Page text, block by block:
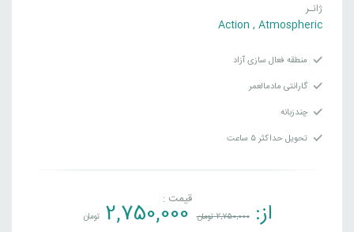
ژانـر
Action , Atmospheric
منطقه فعال سازی آزاد
گارانتی مادمالعمر
چندزبانه
تحویل حداکثر ۵ ساعت
قیمت : از:2,750,000تومان 2,750,000 تومان